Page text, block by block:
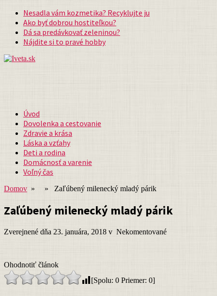
Nesadla vám kozmetika? Recyklujte ju
Ako byť dobrou hostiteľkou?
Dá sa predávkovať zeleninou?
Nájdite si to pravé hobby
Úvod
Dovolenka a cestovanie
Zdravie a krása
Láska a vzťahy
Deti a rodina
Domácnosť a varenie
Voľný čas
Domov » » Zaľúbený milenecký mladý párik
Zaľúbený milenecký mladý párik
Zverejnené dňa 23. januára, 2018 v Nekomentované
Ohodnotiť článok
[Spolu: 0 Priemer: 0]